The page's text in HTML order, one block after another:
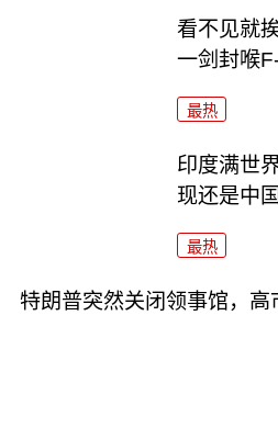
看不见就
一剑封喉
最热
印度满世
现还是中
最热
特朗普突然关闭领事馆，高